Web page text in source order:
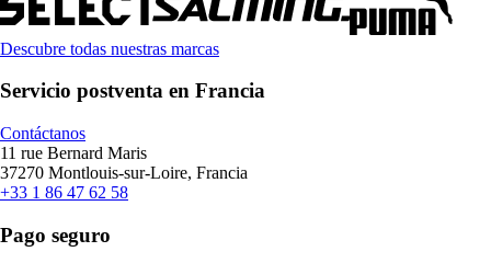
Descubre todas nuestras marcas
Servicio postventa en Francia
Contáctanos
11 rue Bernard Maris
37270 Montlouis-sur-Loire, Francia
+33 1 86 47 62 58
Pago seguro